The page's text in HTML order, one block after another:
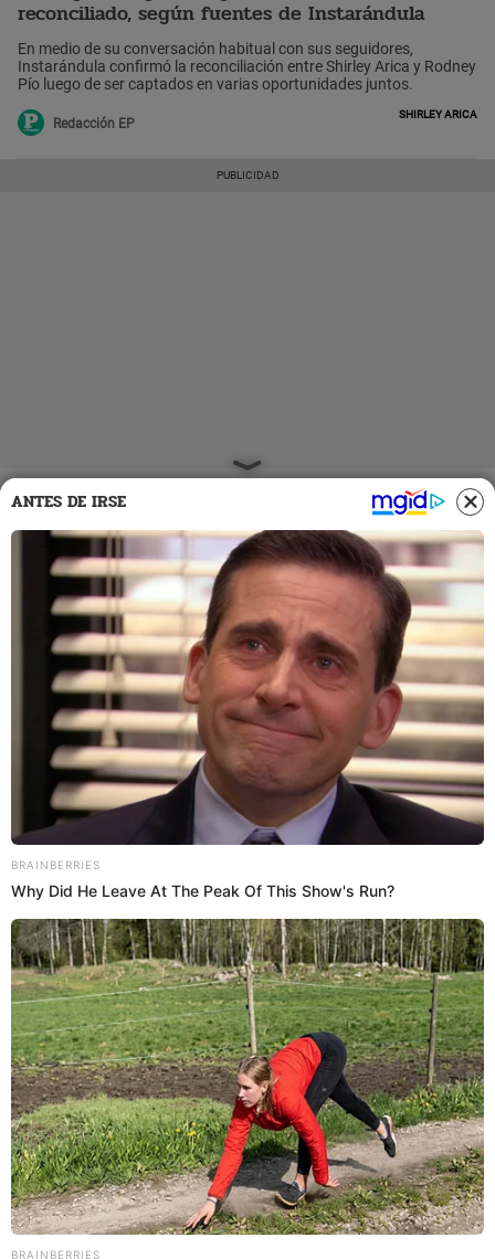
reconciliado, según fuentes de Instarándula
En medio de su conversación habitual con sus seguidores,
Instarándula confirmó la reconciliación entre Shirley Arica y Rodney
Pío luego de ser captados en varias oportunidades juntos.
Redacción EP
Shirley Arica
04 Abr 2023 | 16:29 h
Shirley Arica: ¿Por qué terminó con Rodney Pío y
qué tuvo que ver con sus problemas con el
alcohol?
Shirley Arica asegura que su ruptura con el padre de su hija la
sumió en la depresión y casi la lleva al alcoholismo. Además, reveló
Jessica García
Shirley Arica
ANTES DE IRSE